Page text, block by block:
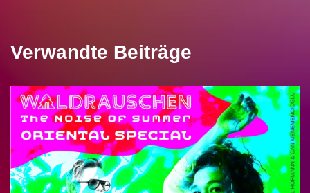
Verwandte Beiträge